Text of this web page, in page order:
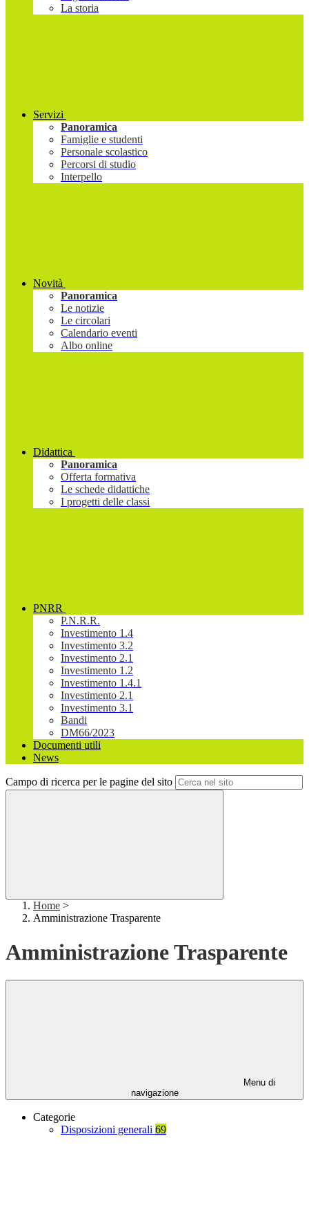
La storia
Servizi
Panoramica
Famiglie e studenti
Personale scolastico
Percorsi di studio
Interpello
Novità
Panoramica
Le notizie
Le circolari
Calendario eventi
Albo online
Didattica
Panoramica
Offerta formativa
Le schede didattiche
I progetti delle classi
PNRR
P.N.R.R.
Investimento 1.4
Investimento 3.2
Investimento 2.1
Investimento 1.2
Investimento 1.4.1
Investimento 2.1
Investimento 3.1
Bandi
DM66/2023
Documenti utili
News
Campo di ricerca per le pagine del sito
Home >
Amministrazione Trasparente
Amministrazione Trasparente
Menu di
navigazione
Categorie
Disposizioni generali 69